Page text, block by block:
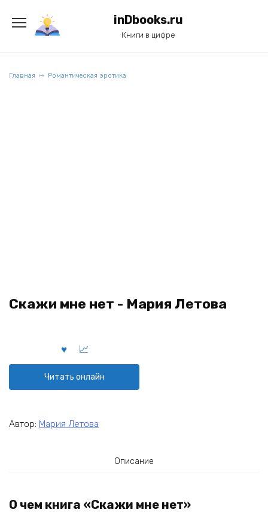
содержанию
inDbooks.ru
Книги в цифре
Главная Романтическая эротика
Скажи мне нет - Мария Летова
Читать онлайн
Автор: Мария Летова
Описание
О чем книга «Скажи мне нет»